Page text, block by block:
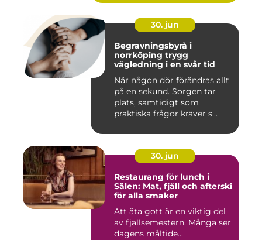
30. jun
Begravningsbyrå i
norrköping trygg
vägledning i en svår tid
När någon dör förändras allt
på en sekund. Sorgen tar
plats, samtidigt som
praktiska frågor kräver s...
30. jun
Restaurang för lunch i
Sälen: Mat, fjäll och afterski
för alla smaker
Att äta gott är en viktig del
av fjällsemestern. Många ser
dagens måltide...